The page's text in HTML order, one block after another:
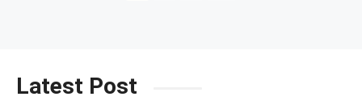
Latest Post